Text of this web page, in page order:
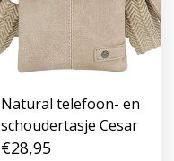
Natural telefoon- en
schoudertasje Cesar
€28,95